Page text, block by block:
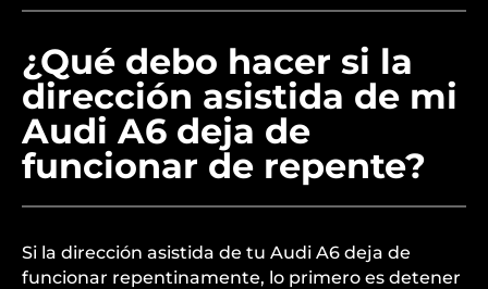
¿Qué debo hacer si la
dirección asistida de mi
Audi A6 deja de
funcionar de repente?
Si la dirección asistida de tu Audi A6 deja de
funcionar repentinamente, lo primero es detener